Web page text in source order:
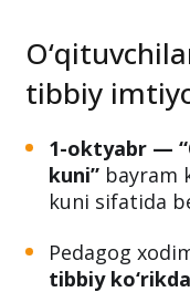
Quyida asosiy
to‘xtalamiz.
tibbiy
kuni”bayram
kuni sifatida